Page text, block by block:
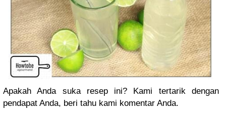
Apakah Anda suka resep ini? Kami tertarik dengan
pendapat Anda, beri tahu kami komentar Anda.